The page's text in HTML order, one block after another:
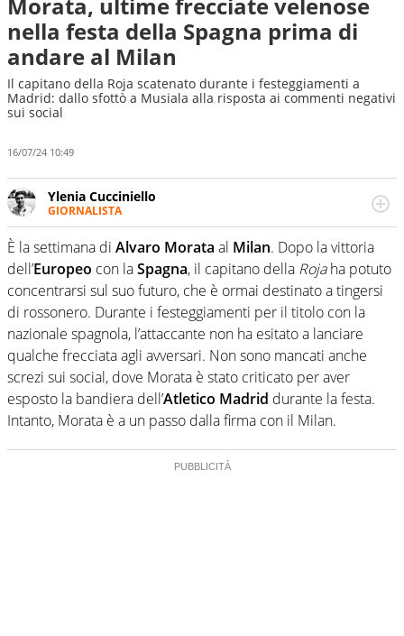
nella festa della Spagna prima di
andare al Milan
Il capitano della Roja scatenato durante i festeggiamenti a
Madrid: dallo sfottò a Musiala alla risposta ai commenti negativi
sui social
16/07/24 10:49
Ylenia Cucciniello
GIORNALISTA
Appassionatissima di tutto lo sport: scrive di calcio
giocato ma non rinuncia allo sguardo sull'extra campo,
dove spesso si trovano risposte che il rettangolo verde
non riesce a restituire
È la settimana di Alvaro Morata al Milan. Dopo la vittoria
dell’Europeo con laSpagna, il capitano della Rojaha potuto
concentrarsi sul suo futuro, che è ormai destinato a tingersi
di rossonero. Durante i festeggiamenti per il titolo con la
nazionale spagnola, l’attaccante non ha esitato a lanciare
qualche frecciata agli avversari. Non sono mancati anche
screzi sui social, dove Morata è stato criticato per aver
esposto la bandiera dell’Atletico Madrid durante la festa.
Intanto, Morata è a un passo dalla firma con il Milan.